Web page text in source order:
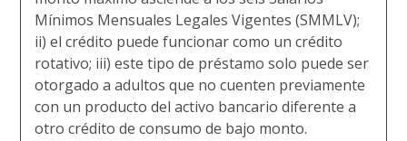
Mínimos Mensuales Legales Vigentes (SMMLV);
ii) el crédito puede funcionar como un crédito
rotativo; iii) este tipo de préstamo solo puede ser
otorgado a adultos que no cuenten previamente
con un producto del activo bancario diferente a
otro crédito de consumo de bajo monto.